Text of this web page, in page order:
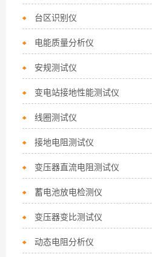
台区识别仪
电能质量分析仪
安规测试仪
变电站接地性能测试仪
线圈测试仪
接地电阻测试仪
变压器直流电阻测试仪
蓄电池放电检测仪
变压器变比测试仪
动态电阻分析仪